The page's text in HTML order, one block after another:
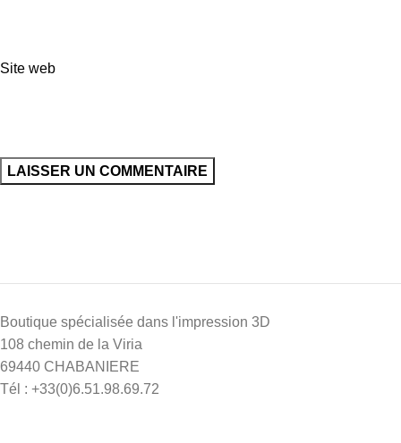
Site web
Boutique spécialisée dans l'impression 3D
108 chemin de la Viria
69440 CHABANIERE
Tél : +33(0)6.51.98.69.72